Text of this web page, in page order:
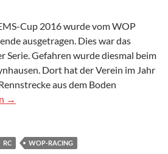
Cup 2016 wurde vom WOP
ausgetragen. Dies war das
Serie. Gefahren wurde diesmal beim
Dort hat der Verein im Jahr
aus dem Boden
EMS-Cup 2016
→
RC
WOP-RACING